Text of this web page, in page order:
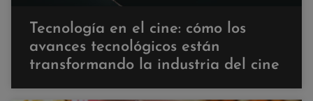
Tecnología en el cine: cómo los
avances tecnológicos están
transformando la industria del cine